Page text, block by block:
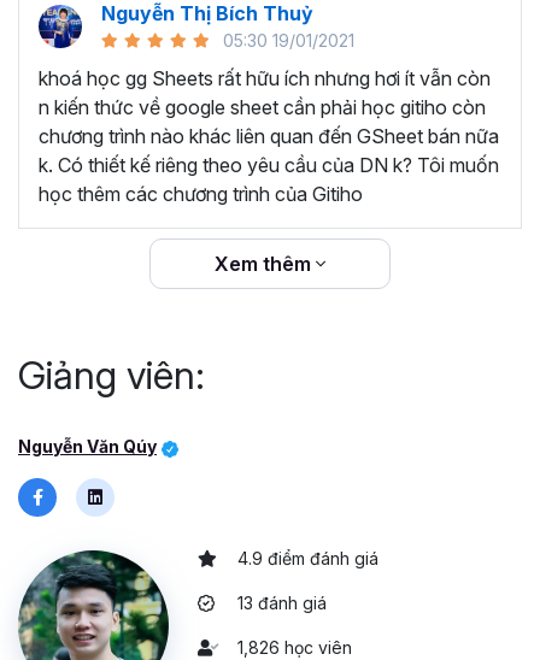
“Giảng viên hướng dẫn chậm rãi, dễ hiểu, ví dụ
rõ ràng. Từng chủ đề được khai thác cụ thể, dễ
dàng áp dụng vào công việc hằng ngày để quản
lý dữ liệu. Khóa học rất hữu ích, cám ơn Gitiho và
giảng viên Nguyễn Văn Quý đã đem lại những
kiến thức bổ ích”
“Giảng viên đồng hành cùng học viên trong suốt
quá trình học và sau khi kết thúc khóa học.
Gitiho cam kết hoàn trả 100% học phí nếu học
viên không hài lòng.”
Nguyễn Thị Bích Thuỷ
05:30 19/01/2021
khoá học gg Sheets rất hữu ích nhưng hơi ít vẫn còn
n kiến thức về google sheet cần phải học gitiho còn
chương trình nào khác liên quan đến GSheet bán nữa
k. Có thiết kế riêng theo yêu cầu của DN k? Tôi muốn
học thêm các chương trình của Gitiho
Xem thêm
Giảng viên:
Nguyễn Văn Qúy
4.9 điểm đánh giá
13 đánh giá
1,826 học viên